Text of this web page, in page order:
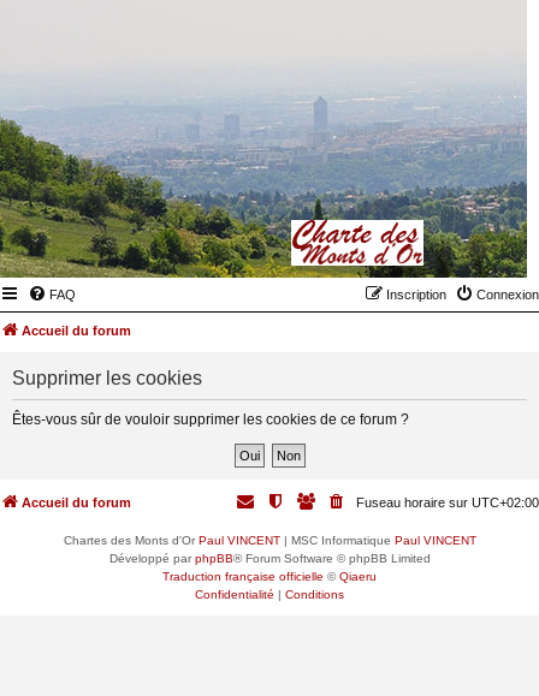
FAQ Connexion
Inscription
Accueil du forum
Supprimer les cookies
Êtes-vous sûr de vouloir supprimer les cookies de ce forum ?
Accueil du forum Fuseau horaire sur UTC+02:00
Chartes des Monts d'OrPaul VINCENT| MSC Informatique Paul VINCENT
Développé parphpBB® Forum Software © phpBB Limited
Traduction française officielle ©Qiaeru
Confidentialité | Conditions